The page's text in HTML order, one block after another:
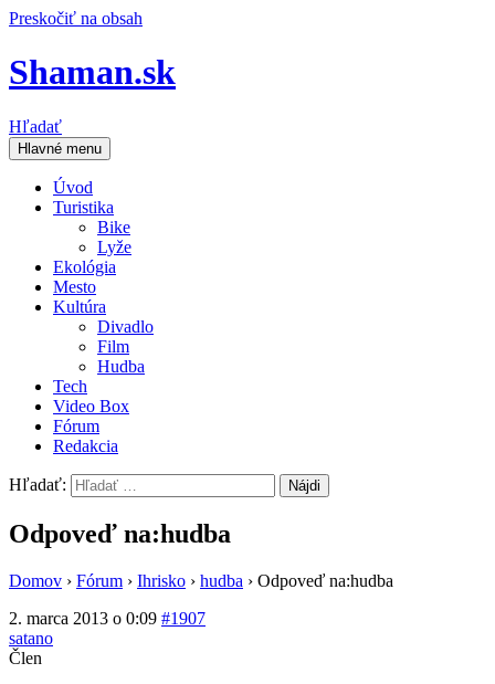
Preskočiť na obsah
Shaman.sk
Hľadať
Hlavné menu
Úvod
Turistika
Bike
Lyže
Ekológia
Mesto
Kultúra
Divadlo
Film
Hudba
Tech
Video Box
Fórum
Redakcia
Hľadať:
Odpoveď na:hudba
Domov › Fórum › Ihrisko › hudba › Odpoveď na:hudba
2. marca 2013 o 0:09 #1907
satano
Člen